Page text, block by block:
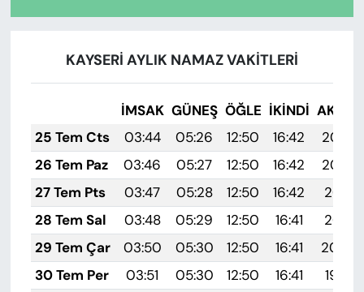
KAYSERİ AYLIK NAMAZ VAKITLERI
İMSAK GÜNEŞ ÖĞLE İKINDI
25 Tem Cts
03:44 05:26 12:50 16:42
20:03
26 Tem Paz
03:46 05:27 12:50 16:42
20:02
27 Tem Pts
03:47 05:28 12:50 16:42
20:01
28 Tem Sal
03:48 05:29 12:50 16:41
20:01
29 Tem Çar
03:50 05:30 12:50 16:41
20:00
30 Tem Per
03:51 05:30 12:50 16:41
19:59